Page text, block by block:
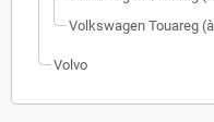
Volkswagen Touareg
Volvo